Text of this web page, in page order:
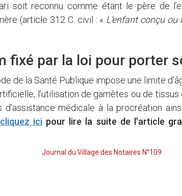
soit reconnu comme étant le père de
(article 312 C. civil : « L’enfant conçu
fixé par la loi pour porter
de la Santé Publique impose une limite
l’utilisation de gamètes ou de
médicale à la procréation
cliquez ici pour lire la suite de l’article
Journal du Village des Notaires N°109